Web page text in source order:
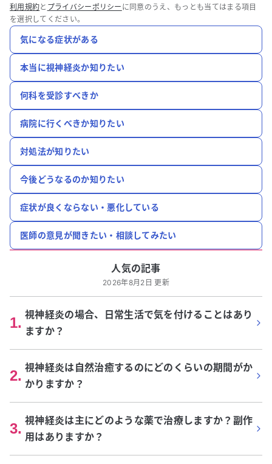
利用規約と プライバシーポリシー に同意のうえ、もっとも当てはまる項目
を選択してください。
気になる症状がある
本当に視神経炎か知りたい
何科を受診すべきか
病院に行くべきか知りたい
対処法が知りたい
今後どうなるのか知りたい
症状が良くならない・悪化している
医師の意見が聞きたい・相談してみたい
人気の記事
2026年8月2日 更新
1. 視神経炎の場合、日常生活で気を付けることはあり
ますか？
2. 視神経炎は自然治癒するのにどのくらいの期間がか
かりますか？
3. 視神経炎は主にどのような薬で治療しますか？副作
用はありますか？